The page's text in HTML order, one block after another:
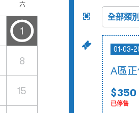
六
1
8
15
01-03-
A區
$350
已停售